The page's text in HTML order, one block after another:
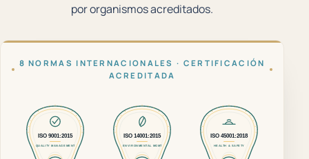
por organismos acreditados.
8 NORMAS INTERNACIONALES · CERTIFICACIÓN
ACREDITADA